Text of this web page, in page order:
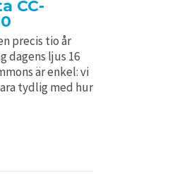
CC-
precis tio år
dagens ljus 16
är enkel: vi
tydlig med hur